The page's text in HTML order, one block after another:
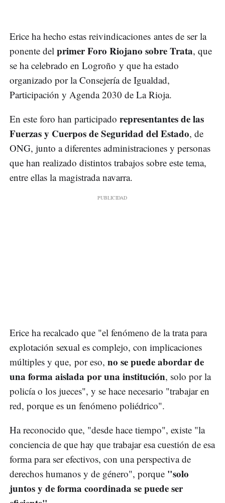
Erice ha hecho estas reivindicaciones antes de ser la
ponente del primer Foro Riojano sobre Trata, que
se ha celebrado en Logroño y que ha estado
organizado por la Consejería de Igualdad,
Participación y Agenda 2030 de La Rioja.
En este foro han participado representantes de las
Fuerzas y Cuerpos de Seguridad del Estado, de
ONG, junto a diferentes administraciones y personas
que han realizado distintos trabajos sobre este tema,
entre ellas la magistrada navarra.
Erice ha recalcado que "el fenómeno de la trata para
explotación sexual es complejo, con implicaciones
múltiples y que, por eso, no se puede abordar de
una forma aislada por una institución, solo por la
policía o los jueces", y se hace necesario "trabajar en
red, porque es un fenómeno poliédrico".
Ha reconocido que, "desde hace tiempo", existe "la
conciencia de que hay que trabajar esa cuestión de esa
forma para ser efectivos, con una perspectiva de
derechos humanos y de género", porque "solo
juntos y de forma coordinada se puede ser